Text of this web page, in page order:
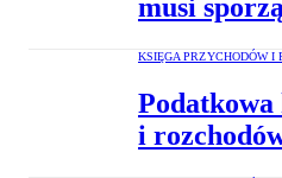
musi
KSIĘGA PRZYCHODÓW I
Podatkowa
i